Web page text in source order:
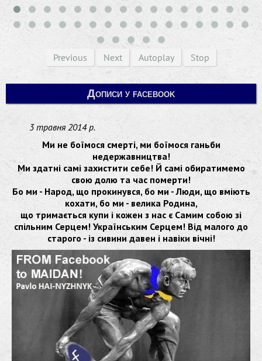
Previous Next Autoplay Stop
Дописи у facebook
3 травня 2014 р.
Ми не боїмося смерті, ми боїмося ганьби
недержавництва!
Ми здатні самі захистити себе! Й самі обиратимемо
свою долю та час померти!
Бо ми - Народ, що прокинувся, бо ми - Люди, що вміють
кохати, бо ми - велика Родина,
що тримається купи і кожен з нас є Самим собою зі
спільним Серцем! Українським Серцем! Від малого до
старого - із сивини давен і навіки вічні!